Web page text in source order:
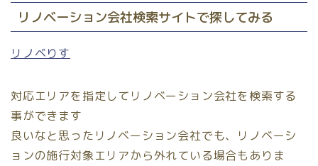
リノベーション会社検索サイトで探してみる
リノベりす
対応エリアを指定してリノベーション会社を検索する
事ができます
良いなと思ったリノベーション会社でも、
リノベーシ
ョンの施行対象エリアから外れている場合もありま